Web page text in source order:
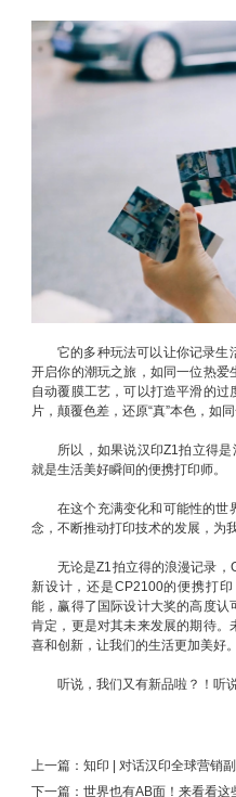
它的多种玩法可以让你记录生
开启你的潮玩之旅，如同一位热爱
自动覆膜工艺，可以打造平滑的
片，颠覆色差，还原“真”本色，如
所以，如果说汉印Z1拍立得
就是生活美好瞬间的便携打印师。
在这个充满变化和可能性的世
念，不断推动打印技术的发展，为
无论是Z1拍立得的浪漫记录，
新设计，还是CP2100的便携打
能，赢得了国际设计大奖的高度认
肯定，更是对其未来发展的期待
喜和创新，让我们的生活更加美好。
听说，我们又有新品啦？！听
上一篇： 知印 | 对话汉印全球营销
下一篇： 世界也有AB面！来看看